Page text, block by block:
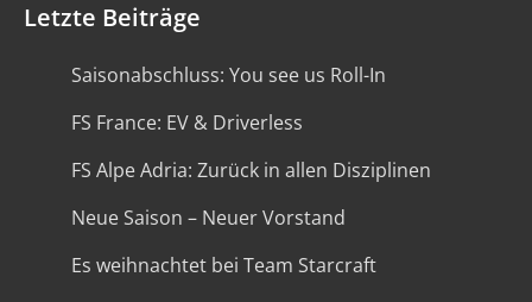
Letzte Beiträge
Saisonabschluss: You see us Roll-In
FS France: EV & Driverless
FS Alpe Adria: Zurück in allen Disziplinen
Neue Saison – Neuer Vorstand
Es weihnachtet bei Team Starcraft